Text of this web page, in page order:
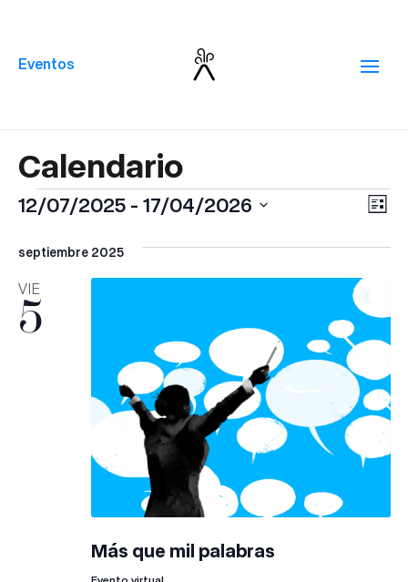
Eventos
Eventos Lista
12/07/2025 - 17/04/2026
la
septiembre 2025
VIE
5
Más que mil palabras
Evento virtual